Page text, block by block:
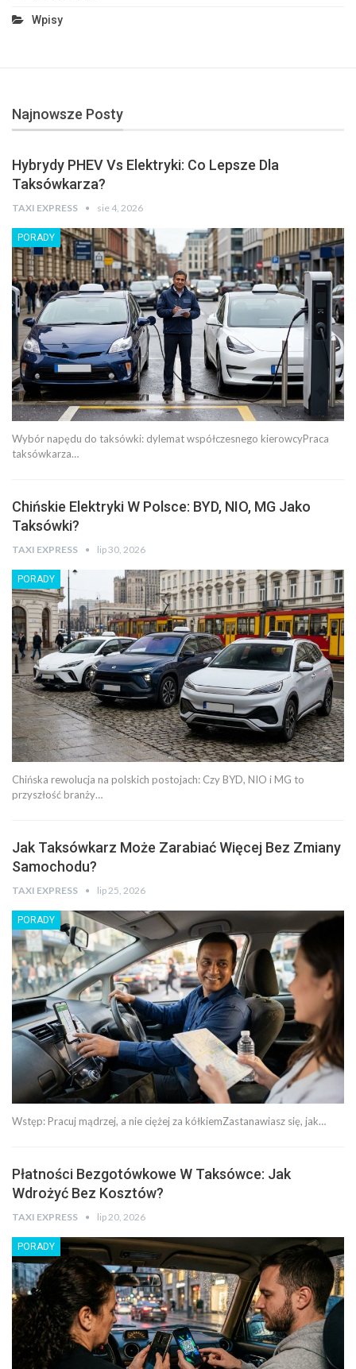
Wpisy
Najnowsze Posty
Hybrydy PHEV Vs Elektryki: Co Lepsze Dla
Taksówkarza?
TAXI EXPRESS sie 4, 2026
PORADY
Wybór napędu do taksówki: dylemat współczesnego kierowcyPraca
taksówkarza…
Chińskie Elektryki W Polsce: BYD, NIO, MG Jako
Taksówki?
TAXI EXPRESS lip 30, 2026
PORADY
Chińska rewolucja na polskich postojach: Czy BYD, NIO i MG to
przyszłość branży…
Jak Taksówkarz Może Zarabiać Więcej Bez Zmiany
Samochodu?
TAXI EXPRESS lip 25, 2026
PORADY
Wstęp: Pracuj mądrzej, a nie ciężej za kółkiemZastanawiasz się, jak…
Płatności Bezgotówkowe W Taksówce: Jak
Wdrożyć Bez Kosztów?
TAXI EXPRESS lip 20, 2026
PORADY